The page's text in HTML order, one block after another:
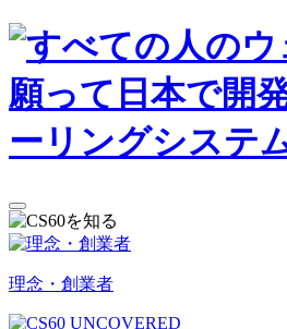
理念・創業者